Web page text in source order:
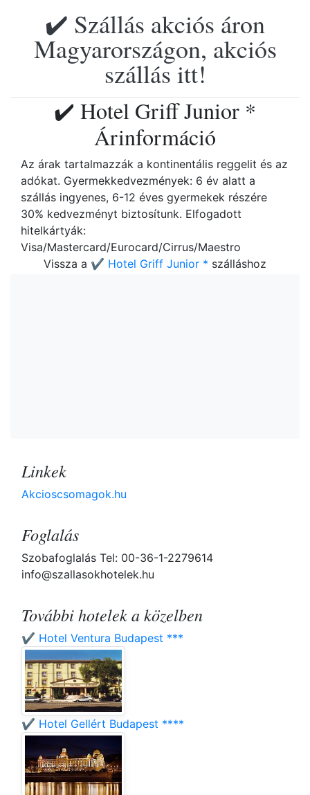
✔️ Szállás akciós áron
Magyarországon, akciós
szállás itt!
✔️ Hotel Griff Junior *
Árinformáció
Az árak tartalmazzák a kontinentális reggelit és az
adókat. Gyermekkedvezmények: 6 év alatt a
szállás ingyenes, 6-12 éves gyermekek részére
30% kedvezményt biztosítunk. Elfogadott
hitelkártyák:
Visa/Mastercard/Eurocard/Cirrus/Maestro
Vissza a ✔️ Hotel Griff Junior * szálláshoz
Linkek
Akcioscsomagok.hu
Foglalás
Szobafoglalás Tel: 00-36-1-2279614
info@szallasokhotelek.hu
További hotelek a közelben
✔️ Hotel Ventura Budapest ***
✔️ Hotel Gellért Budapest ****